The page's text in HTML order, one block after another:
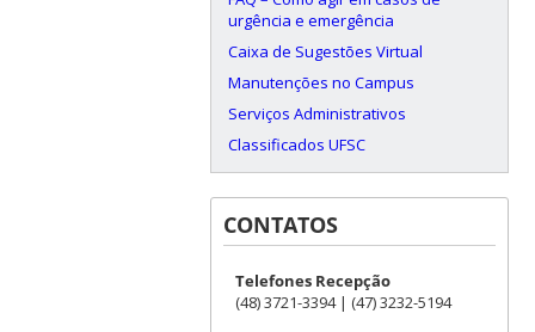
urgência e emergência
Caixa de Sugestões Virtual
Manutenções no Campus
Serviços Administrativos
Classificados UFSC
CONTATOS
Telefones Recepção
(48) 3721-3394 | (47) 3232-5194